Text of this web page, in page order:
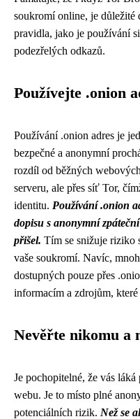
soukromí online, je důležité
pravidla, jako je používání
podezřelých odkazů.
Používejte .onion
Používání .onion adres je
bezpečné a anonymní
rozdíl od běžných
serveru, ale přes síť Tor,
identitu. Používání .onion
dopisu s anonymní
přišel. Tím se snižuje riziko
vaše soukromí. Navíc,
dostupných pouze přes
informacím a zdrojům,
Nevěřte nikomu a
Je pochopitelné, že vás
webu. Je to místo plné
potenciálních rizik. Než se